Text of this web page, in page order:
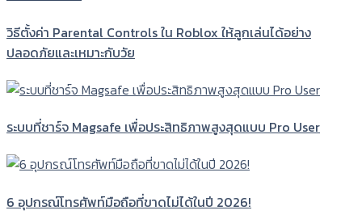
วิธีตั้งค่า Parental Controls ใน Roblox ให้ลูกเล่นได้อย่าง
ปลอดภัยและเหมาะกับวัย
ระบบที่ชาร์จ Magsafe เพื่อประสิทธิภาพสูงสุดแบบ Pro User
6 อุปกรณ์โทรศัพท์มือถือที่ขาดไม่ได้ในปี 2026!